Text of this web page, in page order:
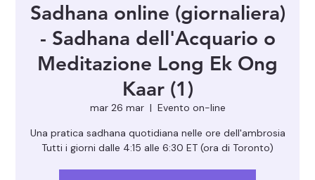
Sadhana online (giornaliera)
- Sadhana dell'Acquario o
Meditazione Long Ek Ong
Kaar (1)
mar 26 mar
  |
Evento on-line
Una pratica sadhana quotidiana nelle ore dell'ambrosia